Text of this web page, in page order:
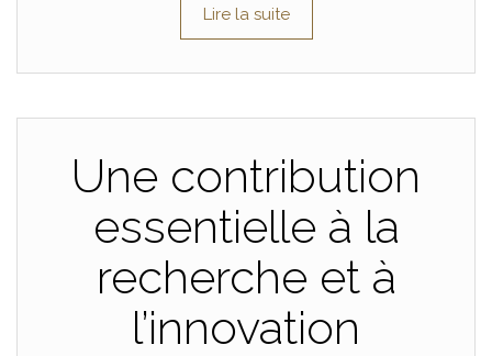
Lire la suite
Une contribution
essentielle à la
recherche et à
l’innovation